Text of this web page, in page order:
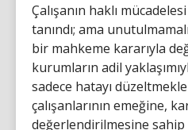
Çalışanın haklı
tanındı; ama
bir mahkeme kararıyla
kurumların adil
sadece hatayı
çalışanlarının emeğine,
değerlendirilmesine sahip